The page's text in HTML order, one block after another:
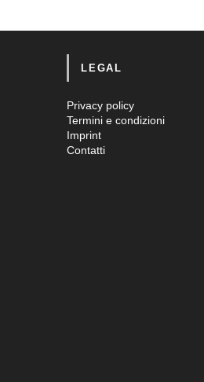
LEGAL
Privacy policy
Termini e condizioni
Imprint
Contatti